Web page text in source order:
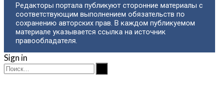
Редакторы портала публикуют сторонние материалы с
соответствующим выполнением обязательств по
сохранению авторских прав. В каждом публикуемом
материале указывается ссылка на источник
правообладателя.
Sign in